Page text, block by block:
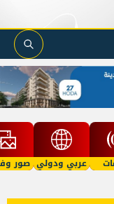
عربي ودولي صور